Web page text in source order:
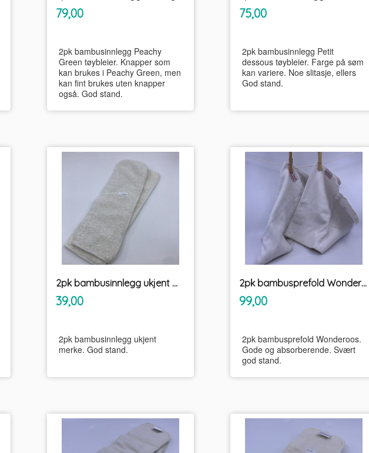
Pris
79,00inkl.
mva.
2pk bambusinnlegg Peachy
Green tøybleier. Knapper som
kan brukes i Peachy Green, men
kan fint brukes uten knapper
også. God stand.
Pris
75,00mva.
2pk bambusinnlegg Petit
dessous tøybleier. Farge på søm
kan variere. Noe slitasje, ellers
God stand.
2pk bambusinnlegg ukjent merke
Pris
39,00inkl.
mva.
2pk bambusinnlegg ukjent
merke. God stand.
2pk bambusprefold Wonderoos
Pris
99,00mva.
2pk bambusprefold Wonderoos.
Gode og absorberende. Svært
god stand.